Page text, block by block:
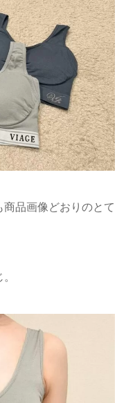
品画像どおりのとて